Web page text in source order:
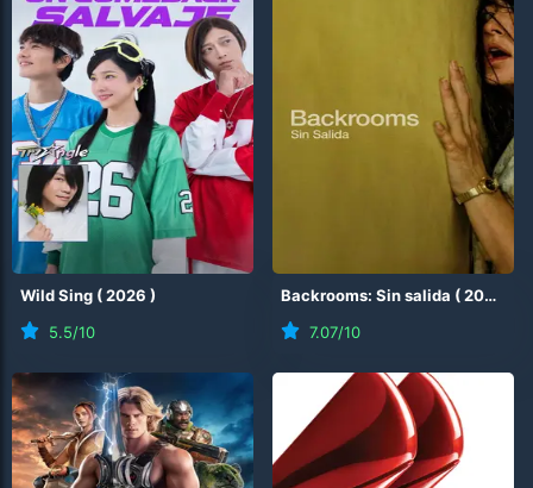
Wild Sing (2026 )
5.5/10
Backrooms: Sin salida (2026
7.07/10